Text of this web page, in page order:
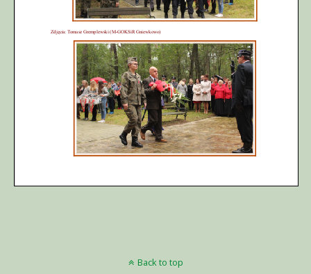
Back to top